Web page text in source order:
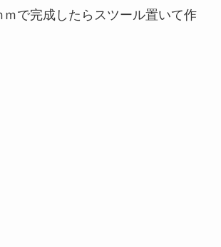
で完成したらスツール置いて作